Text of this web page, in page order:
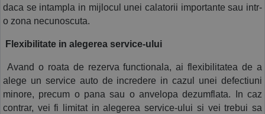
daca se intampla in mijlocul unei calatorii importante sau intr-
o zona necunoscuta.
Flexibilitate in alegerea service-ului
Avand o roata de rezerva functionala, ai flexibilitatea de a
alege un service auto de incredere in cazul unei defectiuni
minore, precum o pana sau o anvelopa dezumflata. In caz
contrar, vei fi limitat in alegerea service-ului si vei trebui sa